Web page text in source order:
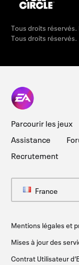
Tous droits
Tous droits réservés.